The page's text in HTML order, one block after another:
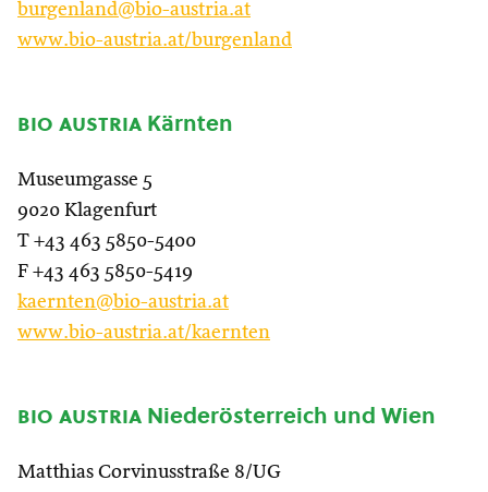
burgenland@bio-austria.at
www.bio-austria.at/burgenland
bio austria Kärnten
Museumgasse 5
9020 Klagenfurt
T +43 463 5850-5400
F +43 463 5850-5419
kaernten@bio-austria.at
www.bio-austria.at/kaernten
bio austria Niederösterreich und Wien
Matthias Corvinusstraße 8/UG